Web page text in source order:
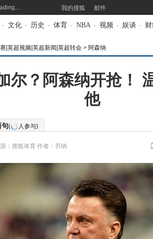
我的搜狐 邮件
- 文化 - 历史 - 体育 - NBA - 视频 - 娱谈 -
|英超视频|英超新闻|英超转会 > 阿森纳
尔？阿森纳开抢！
他
句( 人参与)
： 搜狐体育 作者：乔纳